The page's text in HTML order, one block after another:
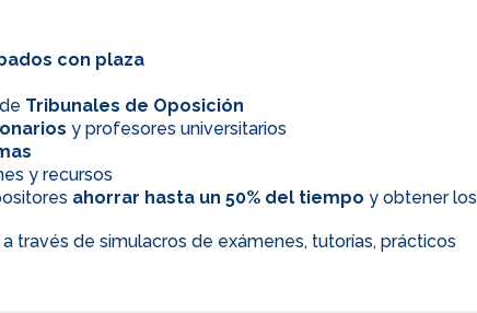
con plaza
Tribunales de Oposición
y profesores universitarios
y recursos
ahorrar hasta un 50% del tiempo y obtener los
través de simulacros de exámenes, tutorías, prácticos